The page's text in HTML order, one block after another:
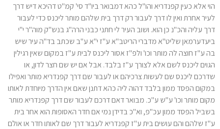
הוי אלא כעין קפנדריא והו"ל כהא דמבואר ביו"ד סי' קמ"ט דהיכא דיש דרך
לעיר אחרת ואין לו דרך לעבור רק דרך בית שלהם מותר ליכנס כדי לעבור
דרך עליה והכ"נ כן הוא. ושוב העיר לי חתני כבני הרה"ג בנש"ק מוה"ר י"י
ביעדערמאן שליט"א מדברי הריטב"א ע"ז י"א ע"ב שכתב בד"ה עיר שיש
בה ע"ז חוצה לה מותר וכו' ולפ"ז אסור ליכנס לבית ע"ז במקום שאין רגילין
הגוים ליכנס לשם אלא לצורך ע"ז בלבד. אבל אם יש שם חצר לדון, או
שדרכם ליכנס שם לעשות צרכיהם או לעבור שם דרך קפנדריא מותר ואפילו
במקום הפסד ממון בלבד דהוה ליה כהא דתנן שאם אין הדרך מיוחדת לאותו
מקום מותר וכו' ע"ש ע"כ. מבואר דאם דרכם לעבור שם דרך קפנדריא מותר
בשביל הפסד ממון עכ"פ, וא"כ בדידן נמי אם חדר האסופות הוא אחר בית
ע"ז שלהם והם עושים בית ע"ז קפנדריא לעבור דרך שם לאותו חדר או אולם